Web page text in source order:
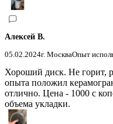
Алексей В.
05.02.2024г. МоскваОпыт
Хороший диск. Не горит,
опыта положил
отлично. Цена - 1000 с
объема укладки.